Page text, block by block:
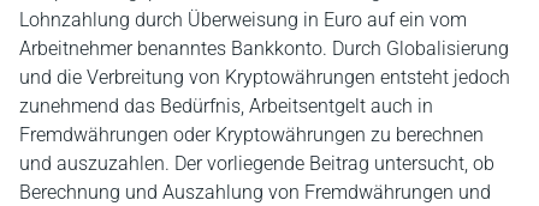
Lohnzahlung durch Überweisung in Euro auf ein vom
Arbeitnehmer benanntes Bankkonto. Durch Globalisierung
und die Verbreitung von Kryptowährungen entsteht jedoch
zunehmend das Bedürfnis, Arbeitsentgelt auch in
Fremdwährungen oder Kryptowährungen zu berechnen
und auszuzahlen. Der vorliegende Beitrag untersucht, ob
Berechnung und Auszahlung von Fremdwährungen und